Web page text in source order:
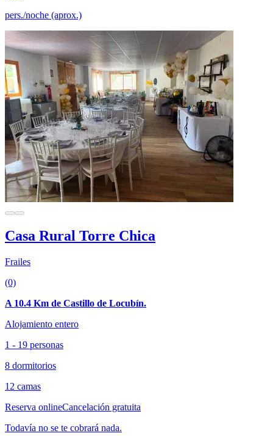
pers./noche (aprox.)
Casa Rural Torre Chica
Frailes
(0)
A 10.4 Km de Castillo de Locubín.
Alojamiento entero
1 - 19 personas
8 dormitorios
12 camas
Reserva onlineCancelación gratuita
Todavía no se te cobrará nada.